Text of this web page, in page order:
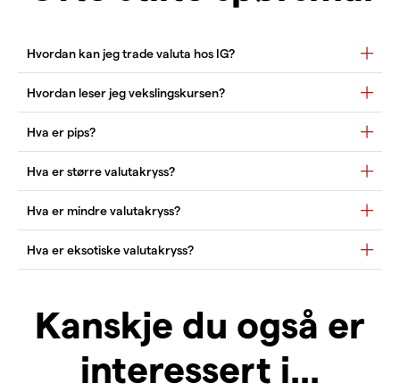
Kanskje du også er
interessert i...